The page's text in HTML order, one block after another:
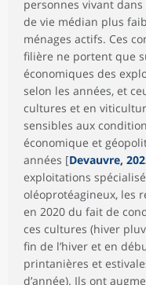
personnes vivant
de vie médian plus
ménages actifs. Ces
filière ne portent que
économiques des
selon les années, et
cultures et en
sensibles aux
économique et
années [Devauvre,
exploitations
oléoprotéagineux, les
en 2020 du fait de
ces cultures (hiver
fin de l’hiver et en
printanières et
d’année). Ils ont